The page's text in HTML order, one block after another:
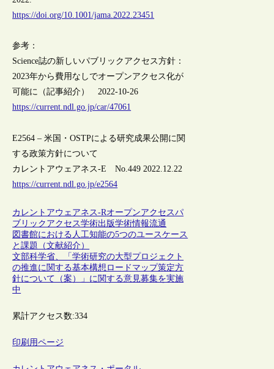
https://doi.org/10.1001/jama.2022.23451
参考：
Science誌の新しいパブリックアクセス方針：
2023年から費用なしでオープンアクセス化が
可能に（記事紹介） 2022-10-26
https://current.ndl.go.jp/car/47061
E2564 – 米国・OSTPによる研究成果公開に関
する政策方針について
カレントアウェアネス-E No.449 2022.12.22
https://current.ndl.go.jp/e2564
カレントアウェアネス-Rオープンアクセスパ
ブリックアクセス学術出版学術情報流通
図書館における人工知能の5つのユースケース
と課題（文献紹介）
文部科学省、「学術研究の大型プロジェクト
の推進に関する基本構想ロードマップ策定方
針について（案）」に関する意見募集を実施
中
累計アクセス数:334
印刷用ページ